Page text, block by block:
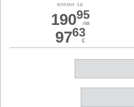
вземи за
19095
лв
9763
€